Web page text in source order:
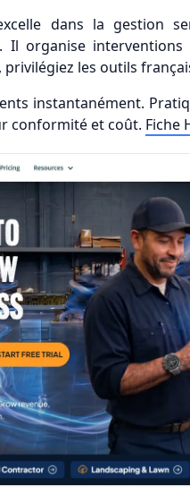
dans la gestion
organise interventions
les outils
instantanément.
conformité et coût. Fiche